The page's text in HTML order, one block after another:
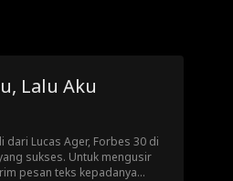
Lalu Aku
Lucas Ager, Forbes 30 di
sukses. Untuk mengusir
pesan teks kepadanya